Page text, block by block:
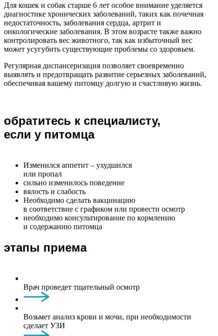
Для кошек и собак старше 6 лет особое внимание уделяется
диагностике хронических заболеваний, таких как почечная
недостаточность, заболевания сердца, артрит и
онкологические заболевания. В этом возрасте также важно
контролировать вес животного, так как избыточный вес
может усугубить существующие проблемы со здоровьем.
Регулярная диспансеризация позволяет своевременно
выявлять и предотвращать развитие серьезных заболеваний,
обеспечивая вашему питомцу долгую и счастливую жизнь.
обратитесь к специалисту,
если у питомца
Изменился аппетит – ухудшился
или пропал
сильно изменилось поведение
вялость и слабость
Необходимо сделать вакцинацию
в соответствие с графиком или провести осмотр
необходимо консультирование по кормлению
и содержанию питомца
этапы приема
Врач проведет тщательный осмотр
Возьмет анализ крови и мочи, при необходимости
сделает УЗИ